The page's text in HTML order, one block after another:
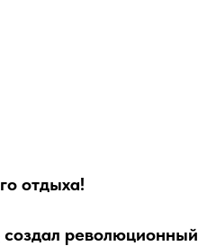
отдыха!
создал революционный